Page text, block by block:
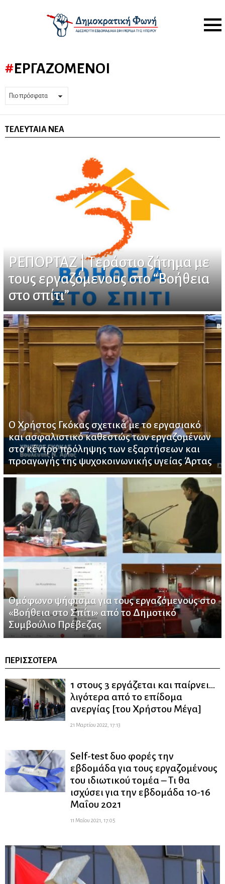
Menu
ΕΡΓΑΖΌΜΕΝΟΙ
ΤΕΛΕΥΤΑΊΑ ΝΈΑ
ΡΕΠΟΡΤΑΖ | Τεράστιο ζήτημα με
τους εργαζόμενους στο “Βοήθεια
στο σπίτι”
Ο Χρήστος Γκόκας σχετικά με το εργασιακό
και ασφαλιστικό καθεστώς των εργαζομένων
στο κέντρο πρόληψης των εξαρτήσεων και
προαγωγής της ψυχοκοινωνικής υγείας Άρτας
Ομόφωνο ψήφισμα για τους εργαζόμενους στο
«Βοήθεια στο Σπίτι» από το Δημοτικό
Συμβούλιο Πρέβεζας
ΠΕΡΙΣΣΌΤΕΡΑ
1 στους 3 εργάζεται και παίρνει…
λιγότερα από το επίδομα
ανεργίας [του Χρήστου Μέγα]
21 Μαρτίου 2022, 17:13
Self-test δυο φορές την
εβδομάδα για τους εργαζομένους
του ιδιωτικού τομέα – Τι θα
ισχύσει για την εβδομάδα 10-16
Μαΐου 2021
11 Μαΐου 2021, 17:05